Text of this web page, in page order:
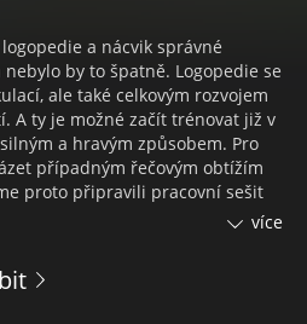
a nácvik správné
by to špatně. Logopedie se
ale také celkovým rozvojem
A ty je možné začít trénovat již v
a hravým způsobem. Pro
případným řečovým obtížím
proto připravili pracovní sešit
a úkolů. Obsahuje cvičení,
dechová a rytmizační cvičení
více